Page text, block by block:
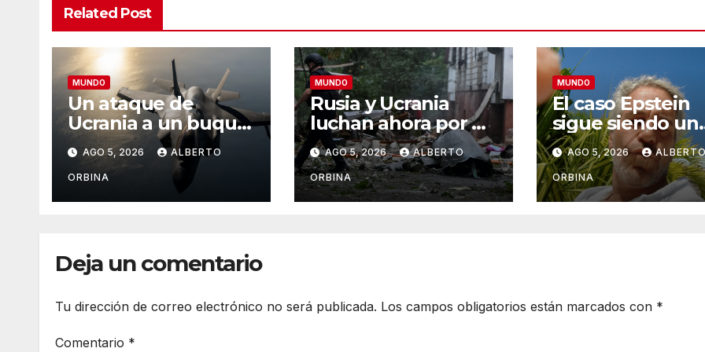
Related Post
MUNDO
Un ataque de
Ucrania a un buque
iraní desata el
temor a que las dos
guerras se unan en
un conflicto mayor
AGO 5, 2026 ALBERTO
ORBINA
MUNDO
Rusia y Ucrania
luchan ahora por el
control del espacio
aéreo: el futuro de
la guerra se juega
en el cielo
AGO 5, 2026 ALBERTO
ORBINA
MUNDO
El caso Epstein
sigue siendo un
dolor de cabeza
para la Familia
ahora el
británico analiza
AGO 5, 2026
ORBINA
Deja un comentario
Tu dirección de correo electrónico no será publicada. Los campos obligatorios están marcados con *
Comentario *